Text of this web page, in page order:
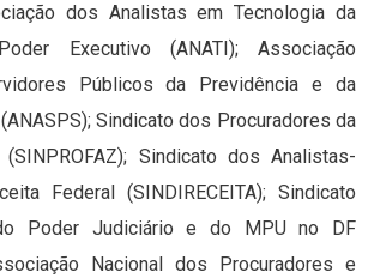
dos Analistas em Tecnologia da
Executivo (ANATI); Associação
Públicos da Previdência e da
Sindicato dos Procuradores da
(SINPROFAZ); Sindicato dos Analistas-
Federal (SINDIRECEITA); Sindicato
Poder Judiciário e do MPU no DF
Nacional dos Procuradores e